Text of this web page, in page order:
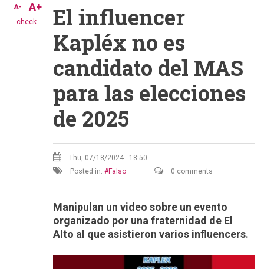
check
A- A+
El influencer
Kapléx no es
candidato del MAS
para las elecciones
de 2025
Thu, 07/18/2024 - 18:50
Posted in:
Falso 0 comments
Manipulan un video sobre un evento
organizado por una fraternidad de El
Alto al que asistieron varios influencers.